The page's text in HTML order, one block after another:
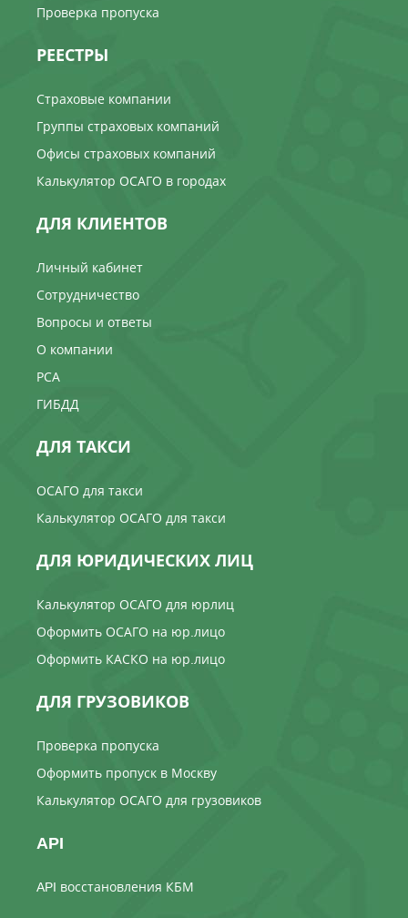
Проверка пропуска
РЕЕСТРЫ
Страховые компании
Группы страховых компаний
Офисы страховых компаний
Калькулятор ОСАГО в городах
ДЛЯ КЛИЕНТОВ
Личный кабинет
Сотрудничество
Вопросы и ответы
О компании
РСА
ГИБДД
ДЛЯ ТАКСИ
ОСАГО для такси
Калькулятор ОСАГО для такси
ДЛЯ ЮРИДИЧЕСКИХ ЛИЦ
Калькулятор ОСАГО для юрлиц
Оформить ОСАГО на юр.лицо
Оформить КАСКО на юр.лицо
ДЛЯ ГРУЗОВИКОВ
Проверка пропуска
Оформить пропуск в Москву
Калькулятор ОСАГО для грузовиков
API
API восстановления КБМ